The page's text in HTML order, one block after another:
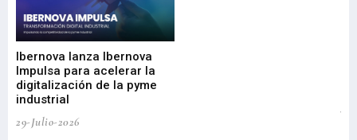
Ibernova lanza Ibernova
Impulsa para acelerar la
digitalización de la pyme
industrial
29-Julio-2026